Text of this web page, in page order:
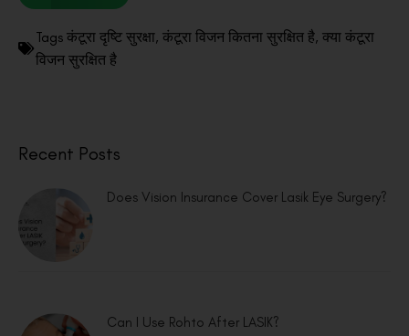
Tags कंटूरा दृष्टि सुरक्षा, कंटूरा विजन कितना सुरक्षित है, क्या कंटूरा
विजन सुरक्षित है
Recent Posts
Does Vision Insurance Cover Lasik Eye Surgery?
Can I Use Rohto After LASIK?